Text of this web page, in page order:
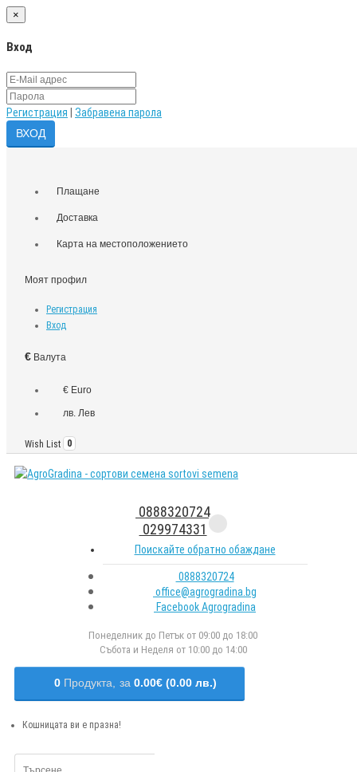
×
Вход
Регистрация Забравена парола
Плащане
Доставка
Карта на местоположението
Моят профил
Регистрация
Вход
€ Валута
€ Euro
лв. Лев
Wish List 0
0888320724
029974331
Поискайте обратно обаждане
0888320724
office@agrogradina.bg
Facebook Agrogradina
Понеделник до Петък от 09:00 до 18:00
Събота и Неделя от 10:00 до 14:00
0 Продукта, за 0.00€ (0.00 лв.)
Кошницата ви е празна!